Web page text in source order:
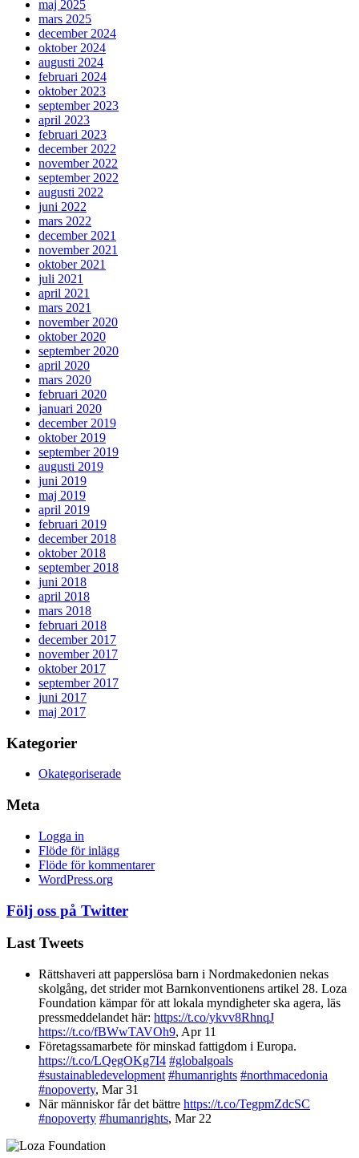
maj 2025
mars 2025
december 2024
oktober 2024
augusti 2024
februari 2024
oktober 2023
september 2023
april 2023
februari 2023
december 2022
november 2022
september 2022
augusti 2022
juni 2022
mars 2022
december 2021
november 2021
oktober 2021
juli 2021
april 2021
mars 2021
november 2020
oktober 2020
september 2020
april 2020
mars 2020
februari 2020
januari 2020
december 2019
oktober 2019
september 2019
augusti 2019
juni 2019
maj 2019
april 2019
februari 2019
december 2018
oktober 2018
september 2018
juni 2018
april 2018
mars 2018
februari 2018
december 2017
november 2017
oktober 2017
september 2017
juni 2017
maj 2017
Kategorier
Okategoriserade
Meta
Logga in
Flöde för inlägg
Flöde för kommentarer
WordPress.org
Följ oss på Twitter
Last Tweets
Rättshaveri att papperslösa barn i Nordmakedonien nekas
skolgång, det strider mot Barnkonventionens artikel 28. Loza
Foundation kämpar för att lokala myndigheter ska agera, läs
pressmeddelandet här: https://t.co/ykvv8RhnqJ
https://t.co/fBWwTAVOh9, Apr 11
Företagssamarbete för minskad fattigdom i Europa.
https://t.co/LQegOKg7I4 #globalgoals
#sustainabledevelopment #humanrights #northmacedonia
#nopoverty, Mar 31
När människor får det bättre https://t.co/TegpmZdcSC
#nopoverty #humanrights, Mar 22